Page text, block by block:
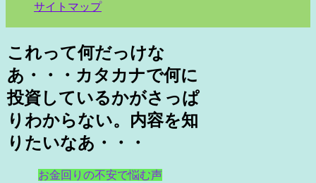
サイトマップ
これって何だっけな
あ・・・カタカナで何に
投資しているかがさっぱ
りわからない。内容を知
りたいなあ・・・
お金回りの不安で悩む声